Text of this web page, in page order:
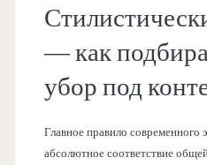
— как
убор под
Главное правило
абсолютное соответствие